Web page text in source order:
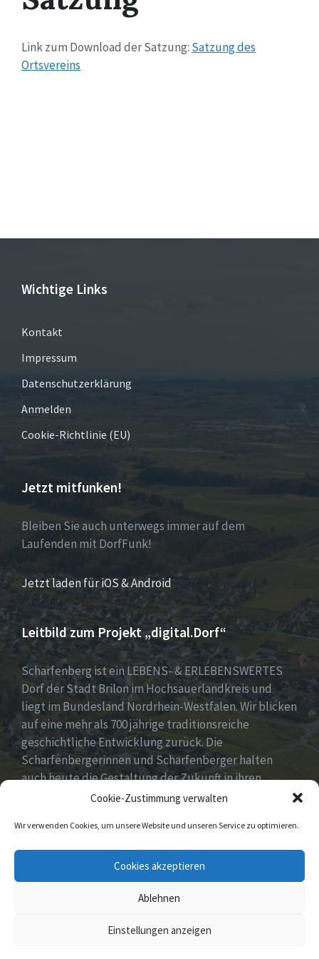
Cookie-Zustimmung verwalten
Wir verwenden Cookies, um unsere Website und unseren Service zu optimieren.
Cookies akzeptieren
Ablehnen
Einstellungen anzeigen
Link zum Download der Satzung: Satzung des
Ortsvereins
Wichtige Links
Kontakt
Impressum
Datenschutzerklärung
Anmelden
Cookie-Richtlinie (EU)
Jetzt mitfunken!
Bleiben Sie auch unterwegs immer auf dem
Laufenden mit DorfFunk!
Jetzt laden für iOS & Android
Leitbild zum Projekt „digital.Dorf“
Scharfenberg ist ein LEBENS- & ERLEBENSWERTES
Dorf der Stadt Brilon im Hochsauerlandkreis und
liegt im Bundesland Nordrhein-Westfalen. Wir blicken
auf eine mehr als 700 jährige traditionsreiche
geschichtliche Entwicklung zurück. Die
Scharfenbergerinnen und Scharfenberger halten
auch heute die Gestaltung der Zukunft in ihren
Händen mit neuen, innovativen und kreativen Ideen
Moderne – Geschichte & Gegenwart“!
Unsere Idee: Menschen vor Ort verbinden mit
digitaler Transformation!